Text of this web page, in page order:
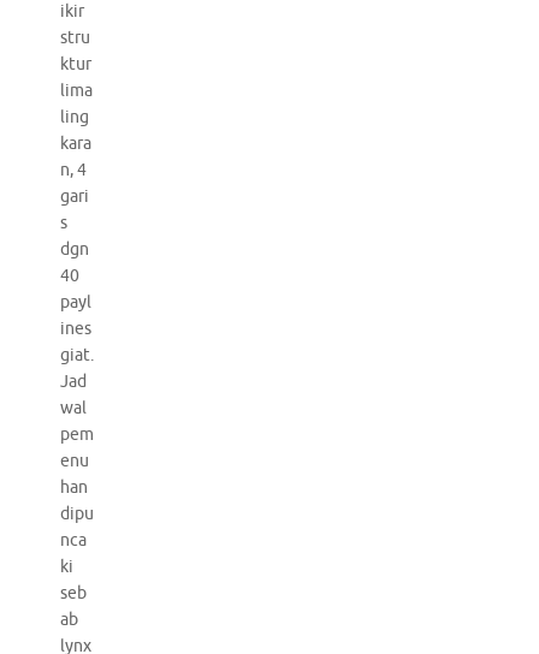
ikir
stru
ktur
lima
ling
kara
n, 4
gari
s
dgn
40
payl
ines
giat.
Jad
wal
pem
enu
han
dipu
nca
ki
seb
ab
lynx